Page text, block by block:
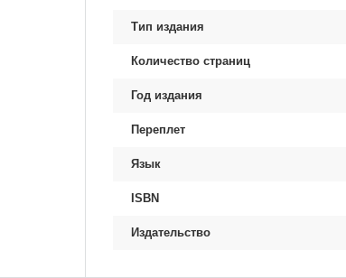
Тип издания
Количество страниц
Год издания
Переплет
Язык
ISBN
Издательство